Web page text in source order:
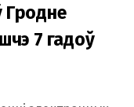
Гродне
7 гадоў